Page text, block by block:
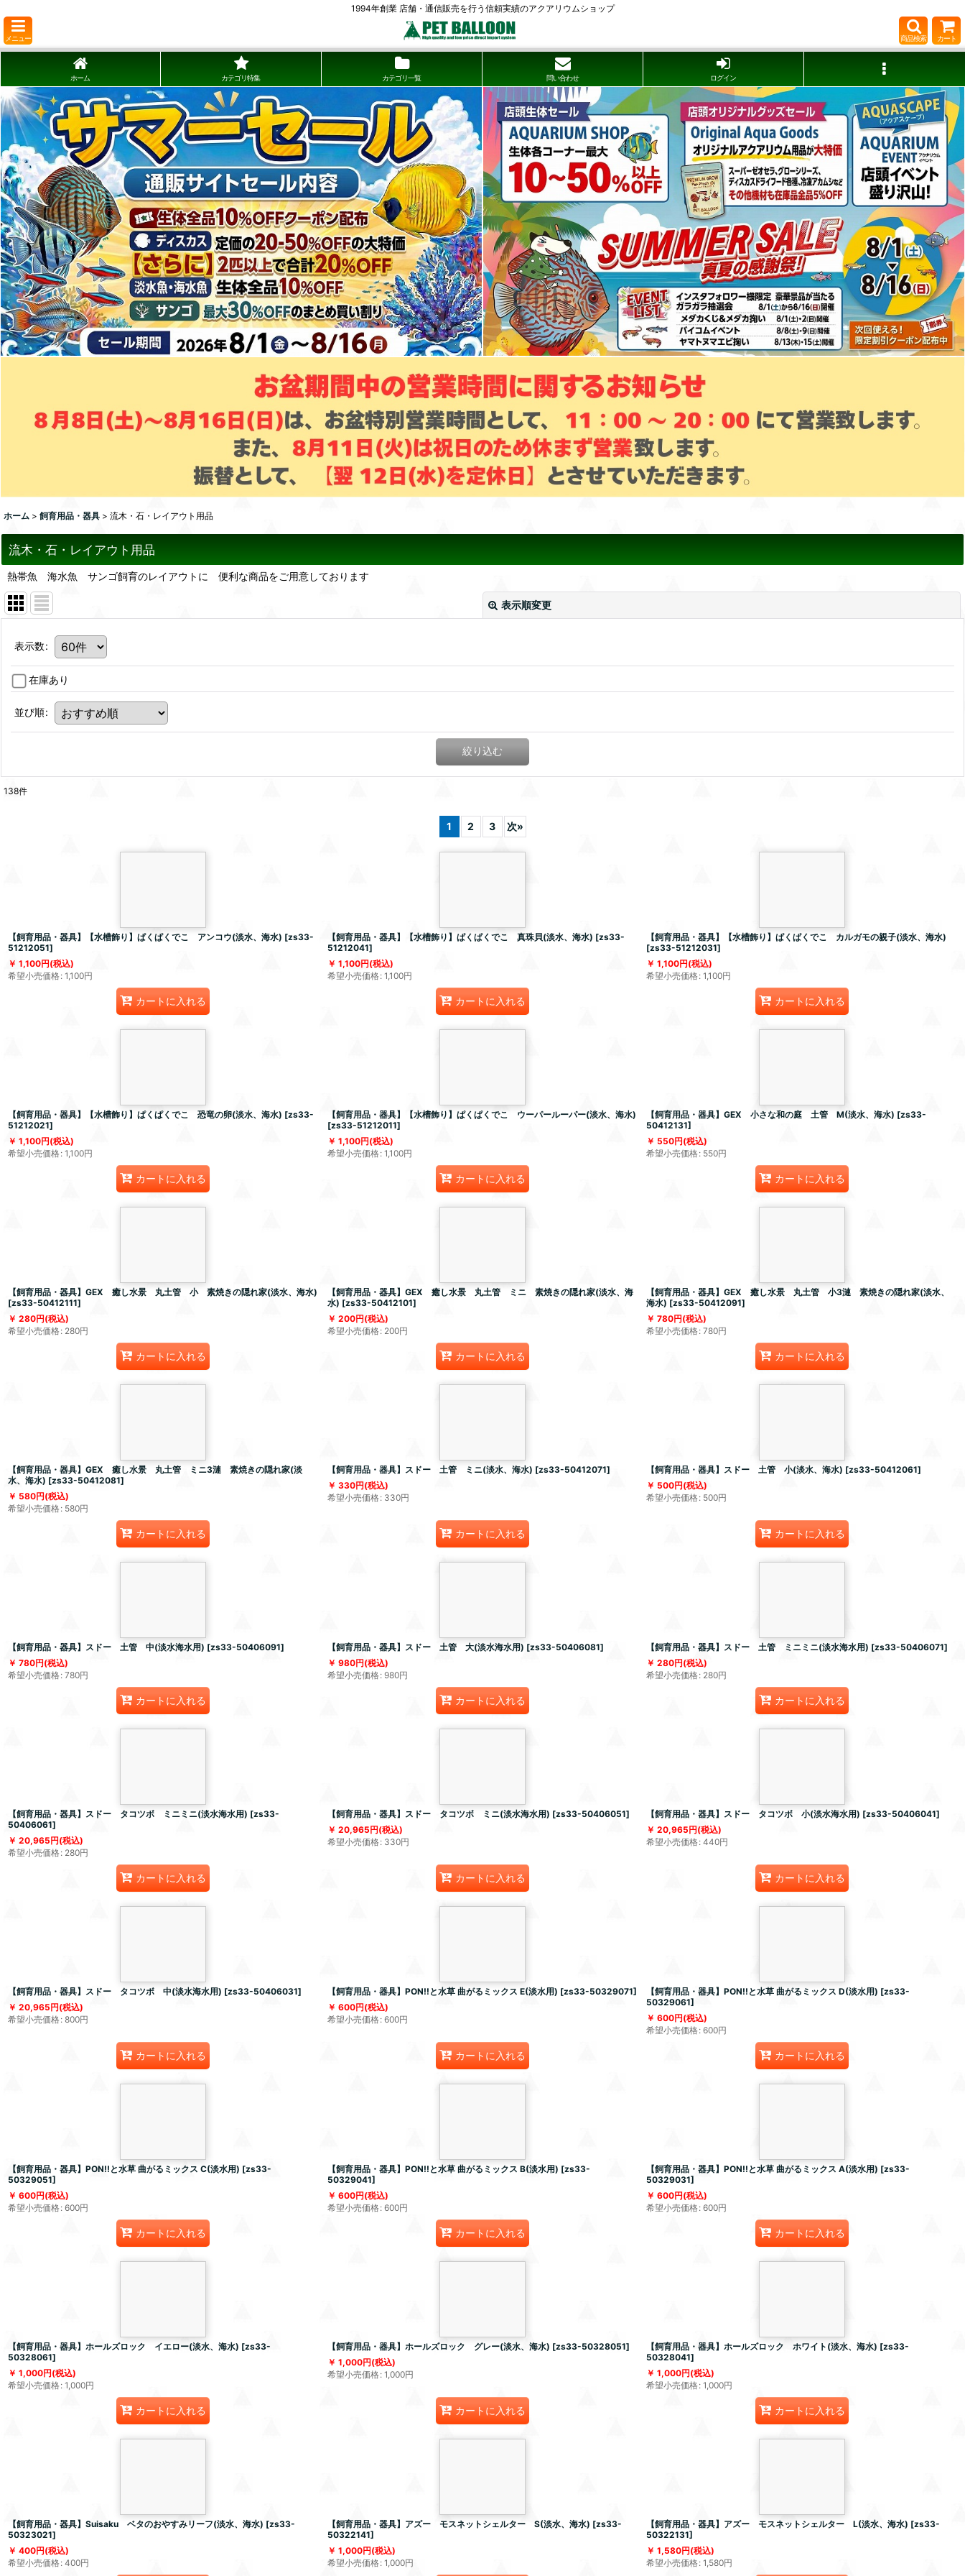
1994年創業 店舗・通信販売を行う信頼実績のアクアリウムショップ
メニュー 商品検索 カート
ホーム カテゴリ特集 カテゴリ一覧 問い合わせ ログイン
ホーム > 飼育用品・器具 > 流木・石・レイアウト用品
流木・石・レイアウト用品
熱帯魚 海水魚 サンゴ飼育のレイアウトに 便利な商品をご用意しております
表示順変更
表示数:
在庫あり
並び順:
絞り込む
138件
1 2 3 次»
【飼育用品・器具】【水槽飾り】ぱくぱくでこ アンコウ(淡水、海水) [zs33-
51212051]
1,100円(税込)
希望小売価格: 1,100円
カートに入れる
【飼育用品・器具】【水槽飾り】ぱくぱくでこ 真珠貝(淡水、海水) [zs33-
51212041]
1,100円(税込)
希望小売価格: 1,100円
カートに入れる
【飼育用品・器具】【水槽飾り】ぱくぱくでこ カルガモの親子(淡水、海水)
[zs33-51212031]
1,100円(税込)
希望小売価格: 1,100円
カートに入れる
【飼育用品・器具】【水槽飾り】ぱくぱくでこ 恐竜の卵(淡水、海水) [zs33-
51212021]
1,100円(税込)
希望小売価格: 1,100円
カートに入れる
【飼育用品・器具】【水槽飾り】ぱくぱくでこ ウーパールーパー(淡水、海水)
[zs33-51212011]
1,100円(税込)
希望小売価格: 1,100円
カートに入れる
【飼育用品・器具】GEX 小さな和の庭 土管 M(淡水、海水) [zs33-
50412131]
550円(税込)
希望小売価格: 550円
カートに入れる
【飼育用品・器具】GEX 癒し水景 丸土管 小 素焼きの隠れ家(淡水、海水)
[zs33-50412111]
280円(税込)
希望小売価格: 280円
カートに入れる
【飼育用品・器具】GEX 癒し水景 丸土管 ミニ 素焼きの隠れ家(淡水、海
水) [zs33-50412101]
200円(税込)
希望小売価格: 200円
カートに入れる
【飼育用品・器具】GEX 癒し水景 丸土管 小3漣 素焼きの隠れ家(淡水、
海水) [zs33-50412091]
780円(税込)
希望小売価格: 780円
カートに入れる
【飼育用品・器具】GEX 癒し水景 丸土管 ミニ3漣 素焼きの隠れ家(淡
水、海水) [zs33-50412081]
580円(税込)
希望小売価格: 580円
カートに入れる
【飼育用品・器具】スドー 土管 ミニ(淡水、海水) [zs33-50412071]
330円(税込)
希望小売価格: 330円
カートに入れる
【飼育用品・器具】スドー 土管 小(淡水、海水) [zs33-50412061]
500円(税込)
希望小売価格: 500円
カートに入れる
【飼育用品・器具】スドー 土管 中(淡水海水用) [zs33-50406091]
780円(税込)
希望小売価格: 780円
カートに入れる
【飼育用品・器具】スドー 土管 大(淡水海水用) [zs33-50406081]
980円(税込)
希望小売価格: 980円
カートに入れる
【飼育用品・器具】スドー 土管 ミニミニ(淡水海水用) [zs33-50406071]
280円(税込)
希望小売価格: 280円
カートに入れる
【飼育用品・器具】スドー タコツボ ミニミニ(淡水海水用) [zs33-
50406061]
20,965円(税込)
希望小売価格: 280円
カートに入れる
【飼育用品・器具】スドー タコツボ ミニ(淡水海水用) [zs33-50406051]
20,965円(税込)
希望小売価格: 330円
カートに入れる
【飼育用品・器具】スドー タコツボ 小(淡水海水用) [zs33-50406041]
20,965円(税込)
希望小売価格: 440円
カートに入れる
【飼育用品・器具】スドー タコツボ 中(淡水海水用) [zs33-50406031]
20,965円(税込)
希望小売価格: 800円
カートに入れる
【飼育用品・器具】PON!!と水草 曲がるミックス E(淡水用) [zs33-50329071]
600円(税込)
希望小売価格: 600円
カートに入れる
【飼育用品・器具】PON!!と水草 曲がるミックス D(淡水用) [zs33-
50329061]
600円(税込)
希望小売価格: 600円
カートに入れる
【飼育用品・器具】PON!!と水草 曲がるミックス C(淡水用) [zs33-
50329051]
600円(税込)
希望小売価格: 600円
カートに入れる
【飼育用品・器具】PON!!と水草 曲がるミックス B(淡水用) [zs33-
50329041]
600円(税込)
希望小売価格: 600円
カートに入れる
【飼育用品・器具】PON!!と水草 曲がるミックス A(淡水用) [zs33-
50329031]
600円(税込)
希望小売価格: 600円
カートに入れる
【飼育用品・器具】ホールズロック イエロー(淡水、海水) [zs33-
50328061]
1,000円(税込)
希望小売価格: 1,000円
カートに入れる
【飼育用品・器具】ホールズロック グレー(淡水、海水) [zs33-50328051]
1,000円(税込)
希望小売価格: 1,000円
カートに入れる
【飼育用品・器具】ホールズロック ホワイト(淡水、海水) [zs33-
50328041]
1,000円(税込)
希望小売価格: 1,000円
カートに入れる
【飼育用品・器具】Suisaku ベタのおやすみリーフ(淡水、海水) [zs33-
50323021]
400円(税込)
希望小売価格: 400円
【飼育用品・器具】アズー モスネットシェルター S(淡水、海水) [zs33-
50322141]
1,000円(税込)
希望小売価格: 1,000円
【飼育用品・器具】アズー モスネットシェルター L(淡水、海水) [zs33-
50322131]
1,580円(税込)
希望小売価格: 1,580円